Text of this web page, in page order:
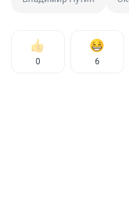
0 6